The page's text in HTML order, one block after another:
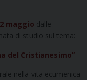
maggio dalle
di studio sul tema:
del Cristianesimo”
nella vita ecumenica